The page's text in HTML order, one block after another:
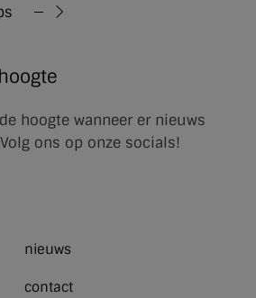
hoogte wanneer er nieuws
ons op onze socials!
nieuws
contact